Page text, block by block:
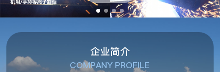
企业简介
COMPANY PROFILE